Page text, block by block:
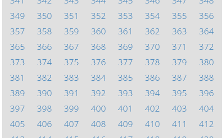
349
350 351 352 353 354 355
356
357
358 359 360 361 362 363
364
365
366 367 368 369 370 371
372
373
374 375 376 377 378 379
380
381
382 383 384 385 386 387
388
389
390 391 392 393 394 395
396
397
398 399 400 401 402 403
404
405
406 407 408 409 410 411
412